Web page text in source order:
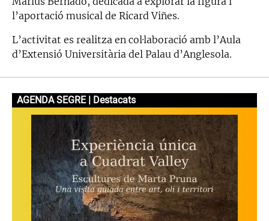
l’aportació musical de Ricard Viñes.
L’activitat es realitza en col·laboració amb l’Aula
d’Extensió Universitària del Palau d’Anglesola.
AGENDA SEGRE | Destacats